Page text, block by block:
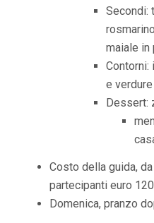
Secondi:
maiale in
Contorni:
e
Dessert:
Costo della guida,
partecipanti euro
Domenica, pranzo